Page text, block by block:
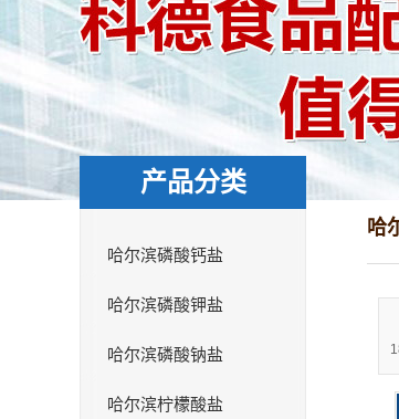
产品分类
哈尔滨磷酸钙盐
哈尔滨磷酸钾盐
哈尔滨磷酸钠盐
哈尔滨柠檬酸盐
哈